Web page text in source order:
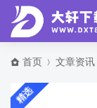
首页 文章资讯
精选